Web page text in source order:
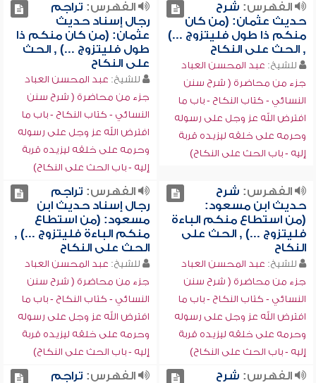
الفهرس: شرح
حديث عثمان: (من كان
منكم ذا طول فليتزوج ...)
, الحث على النكاح
للشيخ: عبد المحسن العباد
جزء من محاضرة ( شرح سنن
النسائي - كتاب النكاح - باب ما
افترض الله عز وجل على رسوله
وحرمه على خلقه ليزيده قربة
إليه - باب الحث على النكاح)
الفهرس: تراجم
رجال إسناد حديث
عثمان: (من كان منكم ذا
طول فليتزوج ...) , الحث
على النكاح
للشيخ: عبد المحسن العباد
جزء من محاضرة ( شرح سنن
النسائي - كتاب النكاح - باب ما
افترض الله عز وجل على رسوله
وحرمه على خلقه ليزيده قربة
إليه - باب الحث على النكاح)
الفهرس: شرح
حديث ابن مسعود:
(من استطاع منكم الباءة
فليتزوج ...) , الحث على
النكاح
للشيخ: عبد المحسن العباد
جزء من محاضرة ( شرح سنن
النسائي - كتاب النكاح - باب ما
افترض الله عز وجل على رسوله
وحرمه على خلقه ليزيده قربة
إليه - باب الحث على النكاح)
الفهرس: تراجم
رجال إسناد حديث ابن
مسعود: (من استطاع
منكم الباءة فليتزوج ...) ,
الحث على النكاح
للشيخ: عبد المحسن العباد
جزء من محاضرة ( شرح سنن
النسائي - كتاب النكاح - باب ما
افترض الله عز وجل على رسوله
وحرمه على خلقه ليزيده قربة
إليه - باب الحث على النكاح)
الفهرس: شرح
الفهرس: تراجم